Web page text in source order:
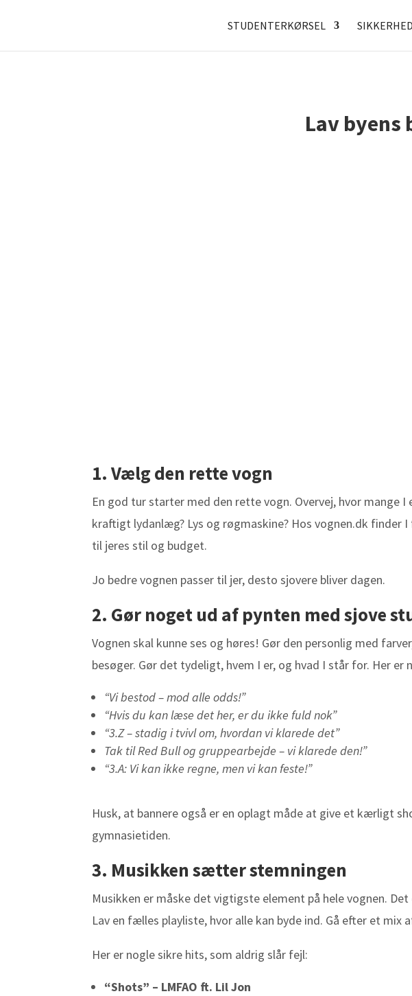
STUDENTERKØRSEL
Lav byens
1. Vælg den rette vogn
En god tur starter med den rette vogn. Overvej, hvor mange
kraftigt lydanlæg? Lys og røgmaskine? Hos vognen.dk finder
til jeres stil og budget.
Jo bedre vognen passer til jer, desto sjovere bliver dagen.
2. Gør noget ud af pynten med sjove
Vognen skal kunne ses og høres! Gør den personlig med
besøger. Gør det tydeligt, hvem I er, og hvad I står for. Her er
“Vi bestod – mod alle odds!”
“Hvis du kan læse det her, er du ikke fuld nok”
“3.Z – stadig i tvivl om, hvordan vi klarede det”
Tak til Red Bull og gruppearbejde – vi klarede den!”
“3.A: Vi kan ikke regne, men vi kan feste!”
Husk, at bannere også er en oplagt måde at give et kærligt
gymnasietiden.
3. Musikken sætter stemningen
Musikken er måske det vigtigste element på hele vognen.
Lav en fælles playliste, hvor alle kan byde ind. Gå efter et
Her er nogle sikre hits, som aldrig slår fejl:
“Shots” – LMFAO ft. Lil Jon